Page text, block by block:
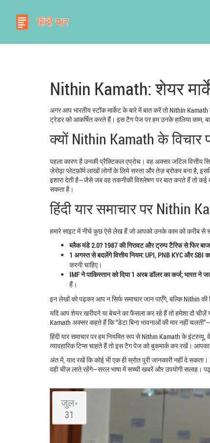
Nithin Kamath: शेयर
अगर आप भारतीय स्टॉक मार्केट के बारे में बात करें तो Nithin
ट्रेडर को आकर्षित करते हैं। इस टैग पेज पर हम उनके हालिया काम,
क्यों Nithin Kamath के विचार
पहला कारण है उनकी प्रैक्टिकल एप्रोच। वह अक्सर जटिल वित्तीय
ज़ेरोढ़ा प्लेटफ़ॉर्म लाखों लोगों के लिये सस्ता और तेज़ ब्रोकर बना है,
इशारा देती है—जैसे जब वह तकनीकी विश्लेषण पर बात करते हैं तो
सकता है।
हिंदी यार समाचार पर Nithin
हमारे साइट में नीचे कुछ ऐसे लेख हैं जो आपको उनके काम को करीब से
ब्लैक मंडे 2.0? 1987 की गिरावट और ट्रम्प टैरिफ से फिर
1 अगस्त से बदलेंगे वित्तीय नियम: UPI, PNB KYC और SBI
करनी चाहिए।
IMF ने पाकिस्तान को दिया 1 अरब डॉलर का कर्ज; भारत ने
हैं।
इन लेखों को पढ़कर आप न सिर्फ समाचार जान पाएँगे, बल्कि Nithin
यदि आप शेयर खरीदने या बेचने का फैसला कर रहे हैं तो हमेशा दो
Kamath अक्सर कहते हैं कि “डेटा बिना भावनाओं की मार नहीं
हिंदी यार समाचार पर हम नियमित रूप से Nithin Kamath के
व्यावहारिक टिप्स चाहते हैं तो इस टैग पेज को बुकमार्क कर रखें।
अंत में, याद रखें कि कोई भी एक ही स्रोत पूरी जानकारी नहीं दे
वही चीज़ लाते रहेंगे—सरल भाषा में सच्ची खबरें और उपयोगी सलाह।
जुल॰
31